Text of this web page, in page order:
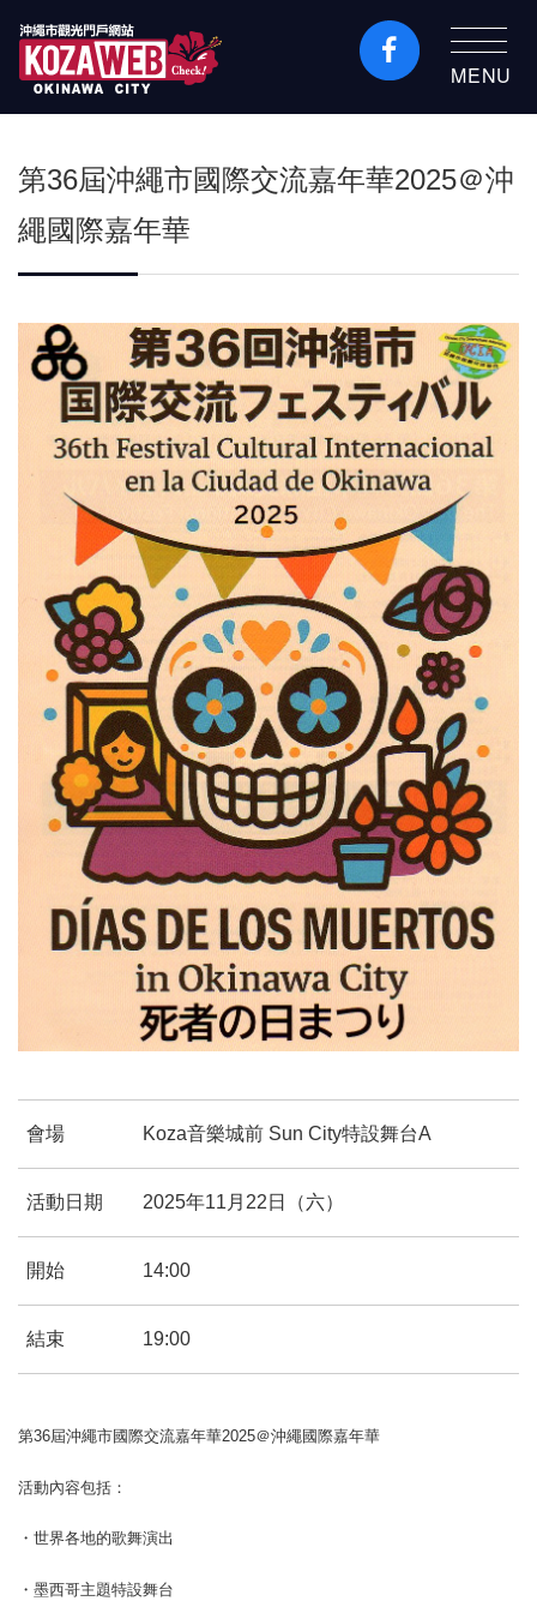
沖繩市旅遊門戶網站
MENU
第36屆沖繩市國際交流嘉年華2025＠沖
繩國際嘉年華
會場 Koza音樂城前 Sun City特設舞台A
活動日期 2025年11月22日（六）
開始 14:00
結束 19:00
第36屆沖繩市國際交流嘉年華2025＠沖繩國際嘉年華
活動內容包括：
・世界各地的歌舞演出
・墨西哥主題特設舞台